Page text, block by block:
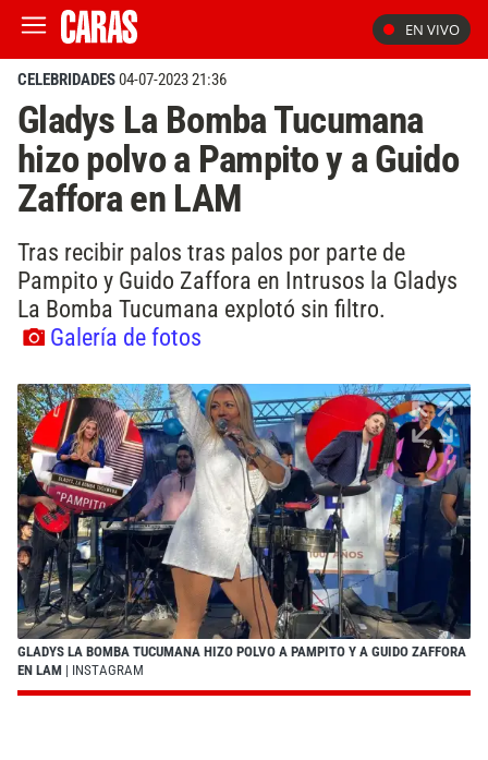
EN VIVO
CELEBRIDADES04-07-2023 21:36
Gladys La Bomba Tucumana
hizo polvo a Pampito y a Guido
Zaffora en LAM
Tras recibir palos tras palos por parte de
Pampito y Guido Zaffora en Intrusos la Gladys
La Bomba Tucumana explotó sin filtro.
Galería de fotos
GLADYS LA BOMBA TUCUMANA HIZO POLVO A PAMPITO Y A GUIDO ZAFFORA
EN LAM | INSTAGRAM